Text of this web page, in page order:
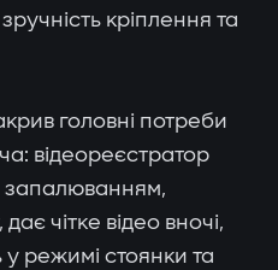
кріплення та
головні потреби
відеореєстратор
запалюванням,
чітке відео вночі,
у режимі стоянки та